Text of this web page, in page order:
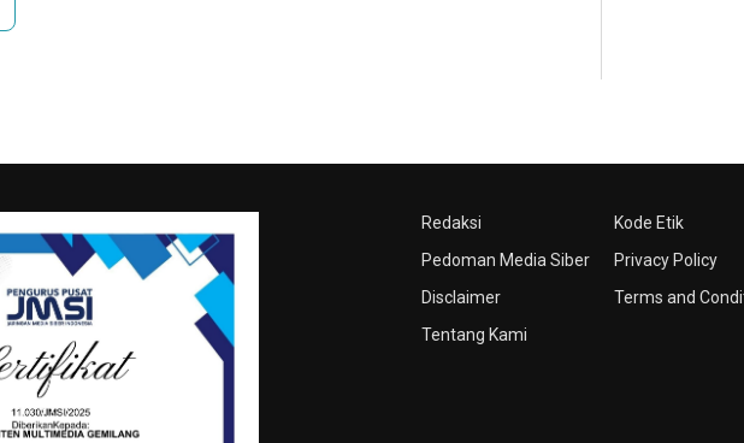
Redaksi
Pedoman Media Siber
Disclaimer
Tentang Kami
Kode Etik
Privacy Policy
Terms and